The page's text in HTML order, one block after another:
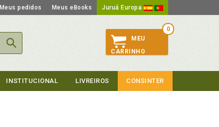
Meus pedidos Meus eBooks Juruá Europa
0
MEU
CARRINHO
INSTITUCIONAL LIVREIROS CONSINTER